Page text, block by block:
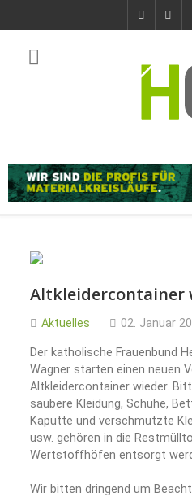
Altkleidercontainer
Aktuelles 02. Januar
Der katholische Frauenbund
Wagner starten einen neuen
Altkleidercontainer wieder.
saubere Kleidung, Schuhe,
Kaputte und verschmutzte
usw. gehören in die
Wertstoffhöfen entsorgt
Wir bitten dringend um